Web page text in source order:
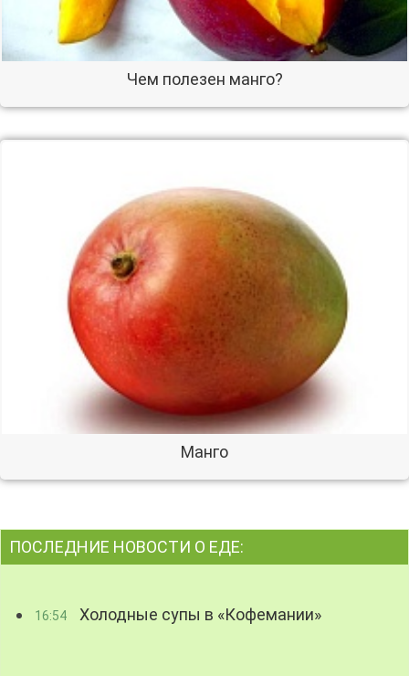
Чем полезен манго?
Манго
ПОСЛЕДНИЕ НОВОСТИ О ЕДЕ:
16:54 Холодные супы в «Кофемании»